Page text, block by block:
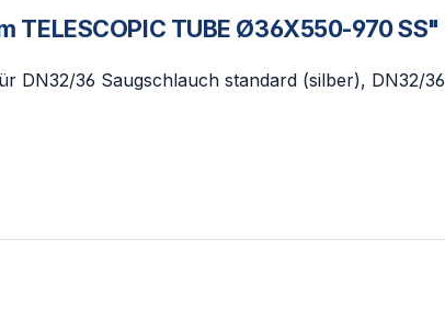
TUBE Ø36X550-970 SS"
DN32/36 Saugschlauch standard (silber), DN32/36